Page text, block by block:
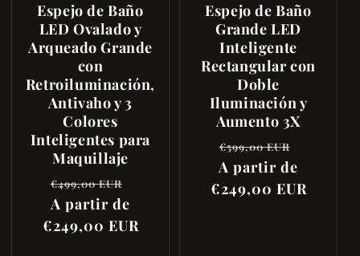
Espejo de Baño
LED Ovalado y
Arqueado Grande
con
Retroiluminación,
Antivaho y 3
Colores
Inteligentes para
Maquillaje
Precio
habitual
€499,00 EUR
oferta
A partir de
€249,00 EUR
Espejo de Baño
Grande LED
Inteligente
Rectangular con
Doble
Iluminación y
Aumento 3X
Precio
habitual
€599,00 EUR
oferta
A partir de
€249,00 EUR